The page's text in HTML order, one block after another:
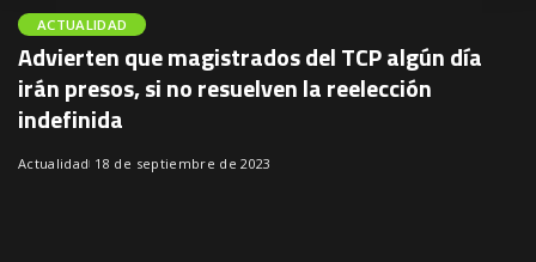
ACTUALIDAD
Advierten que magistrados del TCP algún día
irán presos, si no resuelven la reelección
indefinida
Actualidad 18 de septiembre de 2023